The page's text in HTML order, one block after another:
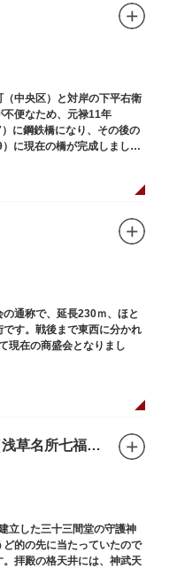
中央区）と対岸の下平右衛
不便なため、元禄11年
に鋼鉄橋になり、その後の
に現在の橋が完成しまし
通称で、延長230ｍ、ほと
す。戦後まで東西に分かれ
現在の商盛会となりまし
矢先稲荷神社（浅草名所七福神 福禄寿）
立した三十三間堂の守護神
的の先に当たっていたので
。拝殿の格天井には、神武天